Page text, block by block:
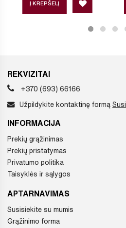
Į KREPŠELĮ
REKVIZITAI
+370 (693) 66166
Užpildykite kontaktinę formą
INFORMACIJA
Prekių grąžinimas
Prekių pristatymas
Privatumo politika
Taisyklės ir sąlygos
APTARNAVIMAS
Susisiekite su mumis
Grąžinimo forma